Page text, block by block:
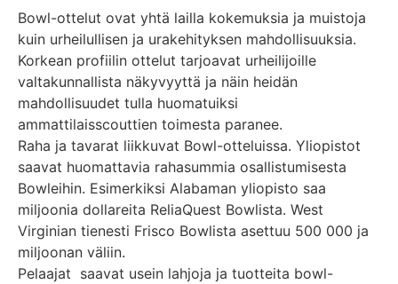
Bowl-ottelut ovat yhtä lailla kokemuksia ja muistoja
kuin urheilullisen ja urakehityksen mahdollisuuksia.
Korkean profiilin ottelut tarjoavat urheilijoille
valtakunnallista näkyvyyttä ja näin heidän
mahdollisuudet tulla huomatuiksi
ammattilaisscouttien toimesta paranee.
Raha ja tavarat liikkuvat Bowl-otteluissa. Yliopistot
saavat huomattavia rahasummia osallistumisesta
Bowleihin. Esimerkiksi Alabaman yliopisto saa
miljoonia dollareita ReliaQuest Bowlista. West
Virginian tienesti Frisco Bowlista asettuu 500 000 ja
miljoonan väliin.
Pelaajat saavat usein lahjoja ja tuotteita bowl-